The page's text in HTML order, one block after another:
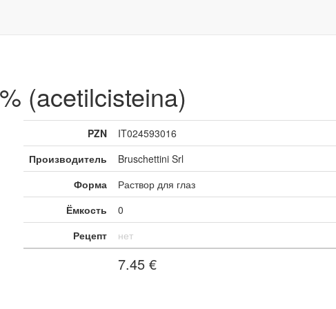
(acetilcisteina)
PZN
IT024593016
Производитель
Bruschettini Srl
Форма
Раствор для глаз
Ёмкость
0
Рецепт
нет
7.45 €